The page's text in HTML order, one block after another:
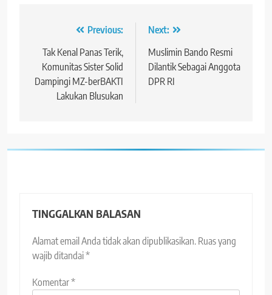
Navigasi
pos
Previous:
Tak Kenal Panas Terik,
Komunitas Sister Solid
Dampingi MZ-berBAKTI
Lakukan Blusukan
Next:
Muslimin Bando Resmi
Dilantik Sebagai Anggota
DPR RI
TINGGALKAN BALASAN
Alamat email Anda tidak akan dipublikasikan. Ruas yang
wajib ditandai*
Komentar*